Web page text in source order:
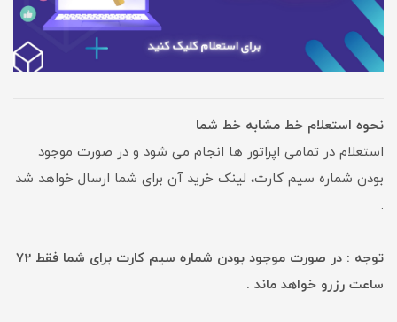
نحوه استعلام خط مشابه خط شما
استعلام در تمامی اپراتور ها انجام می شود و در صورت موجود
بودن شماره سیم کارت، لینک خرید آن برای شما ارسال خواهد شد
.
توجه : در صورت موجود بودن شماره سیم کارت برای شما فقط 72
ساعت رزرو خواهد ماند .